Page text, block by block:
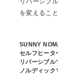
を変えるこ
SUNNY
セルフヒータ
リバーシブル
ノルディック